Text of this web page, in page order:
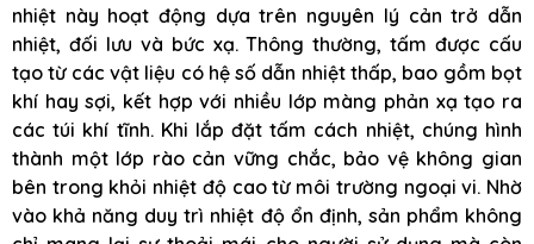
nhiệt này hoạt động dựa trên nguyên lý cản trở dẫn
nhiệt, đối lưu và bức xạ. Thông thường, tấm được cấu
tạo từ các vật liệu có hệ số dẫn nhiệt thấp, bao gồm bọt
khí hay sợi, kết hợp với nhiều lớp màng phản xạ tạo ra
các túi khí tĩnh. Khi lắp đặt tấm cách nhiệt, chúng hình
thành một lớp rào cản vững chắc, bảo vệ không gian
bên trong khỏi nhiệt độ cao từ môi trường ngoại vi. Nhờ
vào khả năng duy trì nhiệt độ ổn định, sản phẩm không